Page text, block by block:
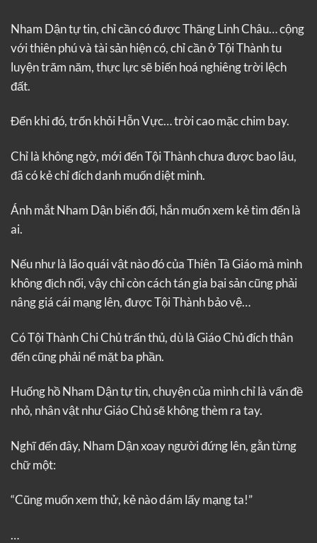
Nham Dận tự tin, chỉ cần có được Thăng Linh Châu… cộng
với thiên phú và tài sản hiện có, chỉ cần ở Tội Thành tu
luyện trăm năm, thực lực sẽ biến hoá nghiêng trời lệch
đất.
Đến khi đó, trốn khỏi Hỗn Vực… trời cao mặc chim bay.
Chỉ là không ngờ, mới đến Tội Thành chưa được bao lâu,
đã có kẻ chỉ đích danh muốn diệt mình.
Ánh mắt Nham Dận biến đổi, hắn muốn xem kẻ tìm đến là
ai.
Nếu như là lão quái vật nào đó của Thiên Tà Giáo mà mình
không địch nổi, vậy chỉ còn cách tán gia bại sản cũng phải
nâng giá cái mạng lên, được Tội Thành bảo vệ…
Có Tội Thành Chi Chủ trấn thủ, dù là Giáo Chủ đích thân
đến cũng phải nể mặt ba phần.
Huống hồ Nham Dận tự tin, chuyện của mình chỉ là vấn đề
nhỏ, nhân vật như Giáo Chủ sẽ không thèm ra tay.
Nghĩ đến đây, Nham Dận xoay người đứng lên, gằn từng
chữ một:
“Cũng muốn xem thử, kẻ nào dám lấy mạng ta!”
…